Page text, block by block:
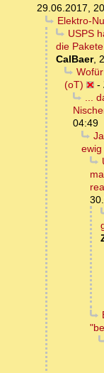
29.06.2017,
Elektro-
USPS
die
CalBaer,
(oT)
-
...
04:49
ewig